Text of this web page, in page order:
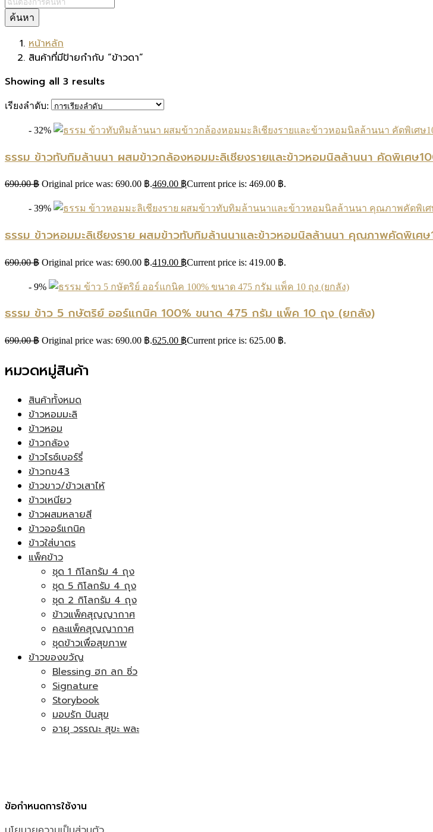
ค้นหา
หน้าหลัก
สินค้าที่มีป้ายกำกับ “ข้าวดา”
Showing all 3 results
เรียงลำดับ:
- 32%
ธรรม ข้าวทับทิมล้านนา ผสมข้าวกล้องหอมมะลิเชียงรายและข้าวหอมนิลล้านนา คัดพิเศ
690.00฿ Original price was: 690.00 ฿.469.00 ฿Current price is: 469.00 ฿.
- 39%
ธรรม ข้าวหอมมะลิเชียงราย ผสมข้าวทับทิมล้านนาและข้าวหอมนิลล้านนา คุณภาพคัดพิเ
690.00฿ Original price was: 690.00 ฿.419.00 ฿Current price is: 419.00 ฿.
- 9%
ธรรม ข้าว 5 กษัตริย์ ออร์แกนิค 100% ขนาด 475 กรัม แพ็ค 10 ถุง (ยกลัง)
690.00฿ Original price was: 690.00 ฿.625.00 ฿Current price is: 625.00 ฿.
หมวดหมู่สินค้า
สินค้าทั้งหมด
ข้าวหอมมะลิ
ข้าวหอม
ข้าวกล้อง
ข้าวไรซ์เบอร์รี่
ข้าวกข43
ข้าวขาว/ข้าวเสาไห้
ข้าวเหนียว
ข้าวผสมหลายสี
ข้าวออร์แกนิค
ข้าวใส่บาตร
แพ็คข้าว
ชุด 1 กิโลกรัม 4 ถุง
ชุด 5 กิโลกรัม 4 ถุง
ชุด 2 กิโลกรัม 4 ถุง
ข้าวแพ็คสุญญากาศ
คละแพ็คสุญญากาศ
ชุดข้าวเพื่อสุขภาพ
ข้าวของขวัญ
Blessing ฮก ลก ซิ่ว
Signature
Storybook
มอบรัก ปันสุข
อายุ วรรณะ สุขะ พละ
ข้อกำหนดการใช้งาน